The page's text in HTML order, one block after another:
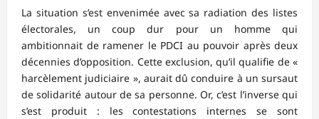
La situation s’est envenimée avec sa radiation des listes
électorales, un coup dur pour un homme qui
ambitionnait de ramener le PDCI au pouvoir après deux
décennies d’opposition. Cette exclusion, qu’il qualifie de «
harcèlement judiciaire », aurait dû conduire à un sursaut
de solidarité autour de sa personne. Or, c’est l’inverse qui
s’est produit : les contestations internes se sont